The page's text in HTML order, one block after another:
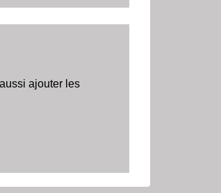
ajouter les